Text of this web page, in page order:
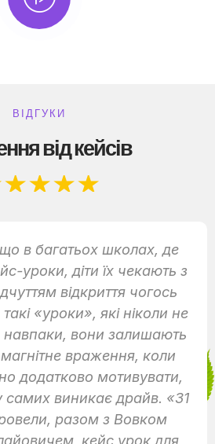
ВІДГУКИ
від кейсів
★★★★
в багатьох школах, де
уроки, діти їх чекають з
відкриття чогось
«уроки», які ніколи не
вони залишають
враження, коли
додатково мотивувати,
самих виникає драйв. «31
разом з Вовком
кейс урок для